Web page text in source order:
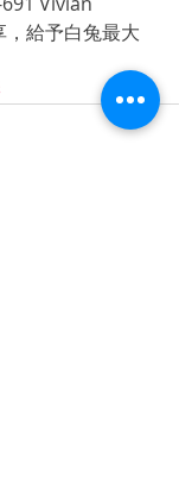
，給予白兔最大